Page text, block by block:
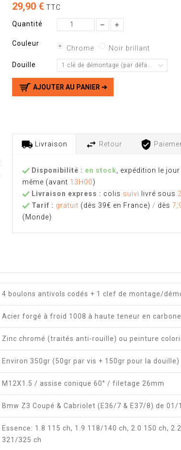
29,90 € TTC
Quantité
Couleur
Chrome Noir brillant
Douille 1 clé de démontage (par défaut)
AJOUTER AU PANIER ➔
Livraison Retour
Disponibilité : en stock , expédition le jour
même (avant 13H00)
Livraison express : colis suivi livré sous
Tarif : gratuit (dès 39€ en France) / dès
(Monde)
4 boulons antivols codés + 1 clef de montage/
Acier forgé à froid 1008 à haute teneur en carbone
Zinc chromé (traités anti-rouille) ou peinture
Environ 350gr (50gr par vis + 150gr pour la douille)
M12X1.5 / assise conique 60° / filetage 26mm
Bmw Z3 Coupé & Cabriolet (E36/7 & E37/8) de 01/
Essence: 1.8 115 ch, 1.9 118/140 ch, 2.0 150 ch,
321/325 ch